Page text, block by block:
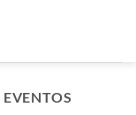
EVENTOS